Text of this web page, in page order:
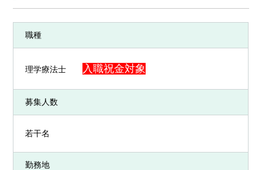
職種
理学療法士 入職祝金対象
募集人数
若干名
勤務地